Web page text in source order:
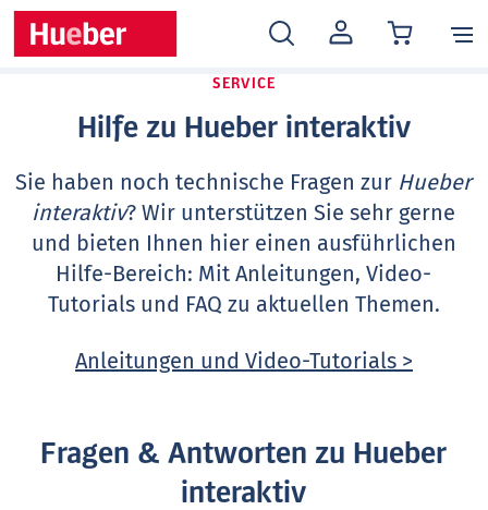
MEIN
KONTO
SERVICE
Hilfe zu Hueber interaktiv
Sie haben noch technische Fragen zur Hueber
interaktiv? Wir unterstützen Sie sehr gerne
und bieten Ihnen hier einen ausführlichen
Hilfe-Bereich: Mit Anleitungen, Video-
Tutorials und FAQ zu aktuellen Themen.
Anleitungen und Video-Tutorials >
Fragen & Antworten zu Hueber
interaktiv